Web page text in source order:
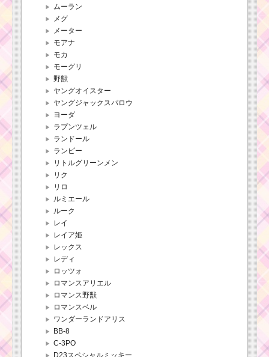
ムーラン
メグ
メーター
モアナ
モカ
モーグリ
野獣
ヤングオイスター
ヤングジャックスパロウ
ヨーダ
ラプンツェル
ランドール
ランピー
リトルグリーンメン
リク
リロ
ルミエール
ルーク
レイ
レイア姫
レックス
レディ
ロッツォ
ロマンスアリエル
ロマンス野獣
ロマンスベル
ワンダーランドアリス
BB-8
C-3PO
D23スペシャルミッキー